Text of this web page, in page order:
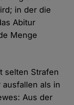
in der die
Abitur
Menge
selten Strafen
als in
Aus der